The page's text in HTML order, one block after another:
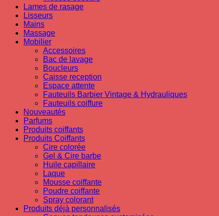
Lames de rasage
Lisseurs
Mains
Massage
Mobilier
Accessoires
Bac de lavage
Boucleurs
Caisse reception
Espace attente
Fauteuils Barbier Vintage & Hydrauliques
Fauteuils coiffure
Nouveautés
Parfums
Produits coiffants
Produits Coiffants
Cire colorée
Gel & Cire barbe
Huile capillaire
Laque
Mousse coiffante
Poudre coiffante
Spray colorant
Produits déjà personnalisés